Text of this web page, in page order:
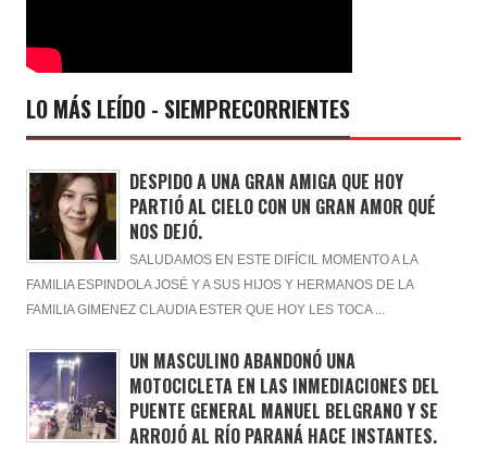
LO MÁS LEÍDO - SIEMPRECORRIENTES
DESPIDO A UNA GRAN AMIGA QUE HOY
PARTIÓ AL CIELO CON UN GRAN AMOR QUÉ
NOS DEJÓ.
SALUDAMOS EN ESTE DIFÍCIL MOMENTO A LA
FAMILIA ESPINDOLA JOSÉ Y A SUS HIJOS Y HERMANOS DE LA
FAMILIA GIMENEZ CLAUDIA ESTER QUE HOY LES TOCA ...
UN MASCULINO ABANDONÓ UNA
MOTOCICLETA EN LAS INMEDIACIONES DEL
PUENTE GENERAL MANUEL BELGRANO Y SE
ARROJÓ AL RÍO PARANÁ HACE INSTANTES.